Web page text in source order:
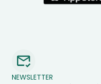
NEWSLETTER